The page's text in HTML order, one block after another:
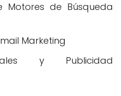
Motores de Búsqueda
Marketing
y Publicidad